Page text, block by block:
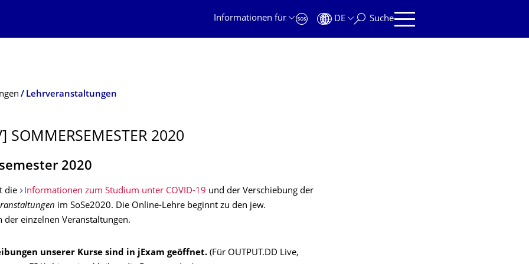
Informationen für
DE Suche
Lehrveranstaltungen
SOMMERSEMESTER 2020
2020
die Informationen zum Studium unter COVID-19 und der Verschiebung der
im SoSe2020. Die Online-Lehre beginnt zu den jew.
der einzelnen Veranstaltungen.
unserer Kurse sind in jExam geöffnet. (Für OUTPUT.DD Live,